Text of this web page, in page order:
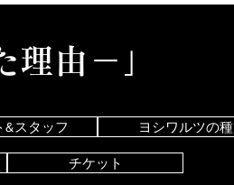
理由－」
&スタッフ ヨシワルツの種
チケット